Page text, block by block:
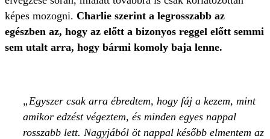
képes mozogni. Charlie szerint a legrosszabb az
egészben az, hogy az előtt a bizonyos reggel előtt semmi
sem utalt arra, hogy bármi komoly baja lenne.
Egyszer csak arra ébredtem, hogy fáj a kezem, mint
amikor edzést végeztem, és minden egyes nappal
rosszabb lett. Nagyjából öt nappal később elmentem az